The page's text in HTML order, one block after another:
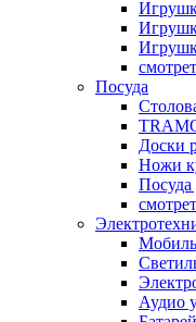
Посуда
Доски
Ножи
Посуда
Аудио